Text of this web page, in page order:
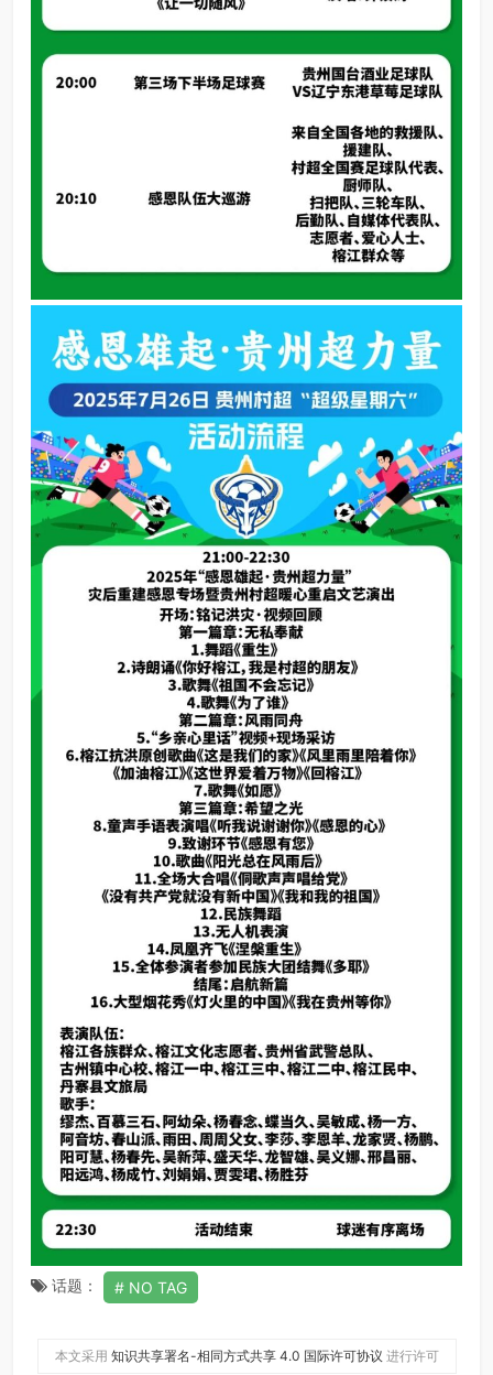
话题： NO TAG
本文采用 知识共享署名-相同方式共享 4.0 国际许可协议 进行许可